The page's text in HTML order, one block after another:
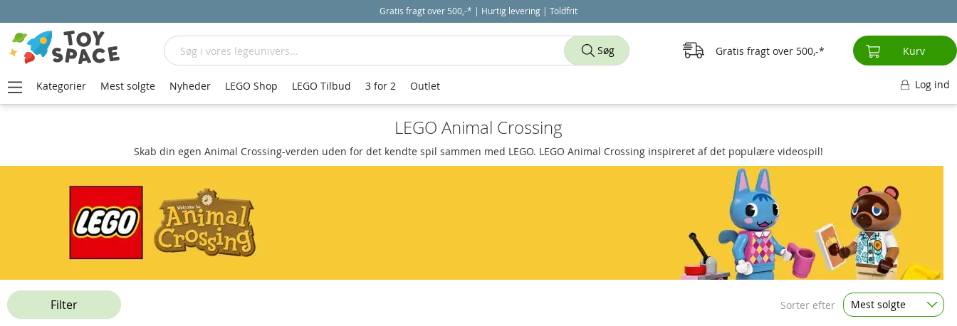
Gratis fragt over 500,-* | Hurtig levering | Toldfrit
Hjem LEGO Animal Crossing
LEGO Animal Crossing
Skab din egen Animal Crossing-verden uden for det kendte spil sammen med LEGO. LEGO Animal Crossing inspireret af det populære videospil!
Filter Sorter efter Mest solgte
Søg
Søg Gratis fragt over 500,- Kurv
Kategorier Mest solgte Nyheder LEGO Shop LEGO Tilbud 3 for 2 Outlet Log ind